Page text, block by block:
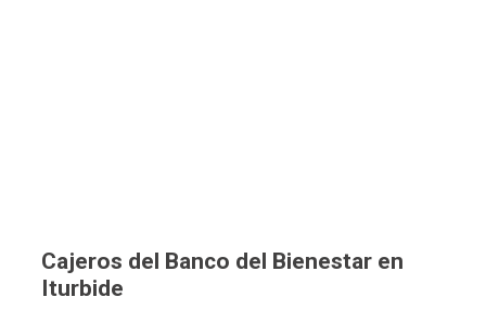
Cajeros del Banco del Bienestar en
Iturbide